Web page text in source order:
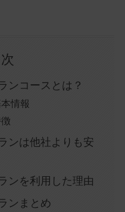
ンコースとは？
情報
ンは他社よりも安
ンを利用した理由
ンまとめ